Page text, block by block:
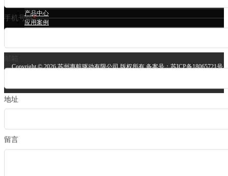
产品中心
应用案例
Copyright ©2026 苏州惠航驱动有限公司 版权所有 备案号：苏ICP备18065721号
手机号码*
邮箱
地址
留言